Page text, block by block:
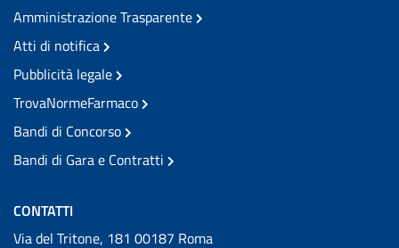
Amministrazione Trasparente
Atti di notifica
Pubblicità legale
TrovaNormeFarmaco
Bandi di Concorso
Bandi di Gara e Contratti
CONTATTI
Via del Tritone, 181 00187 Roma